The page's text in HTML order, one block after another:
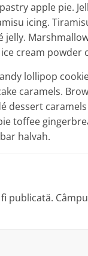
apple pie.
icing.
jelly.
cream
lollipop
caramels.
dessert
toffee
halvah.
publicată.